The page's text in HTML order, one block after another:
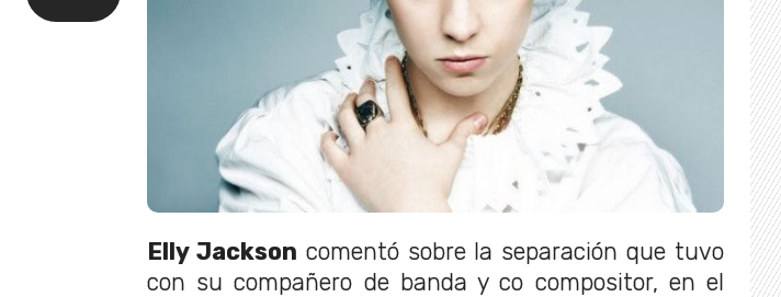
Elly Jackson comentó sobre la separación que tuvo
con su compañero de banda y co compositor, en el